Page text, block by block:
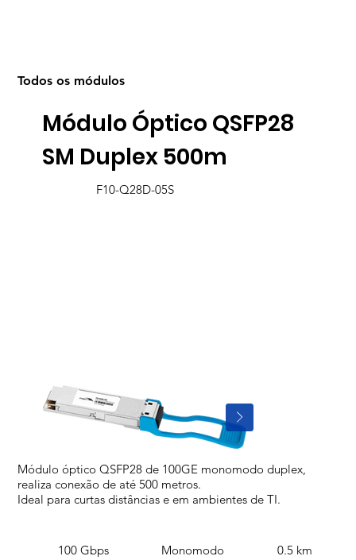
100 Gbps Monomodo 0.5 km
Módulo Óptico QSFP28
SM Duplex 500m
Módulo óptico QSFP28 de 100GE monomodo duplex,
realiza conexão de até 500 metros.
Ideal para curtas distâncias e em ambientes de TI.
F10-Q28D-05S
Todos os módulos